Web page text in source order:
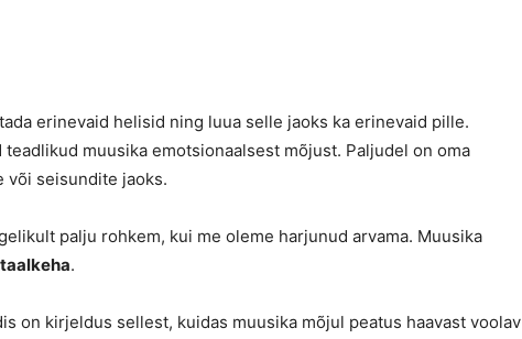
erinevaid helisid ning luua selle jaoks ka erinevaid pille.
muusika emotsionaalsest mõjust. Paljudel on oma
või seisundite jaoks.
palju rohkem, kui me oleme harjunud arvama. Muusika
.
on kirjeldus sellest, kuidas muusika mõjul peatus haavast voolav